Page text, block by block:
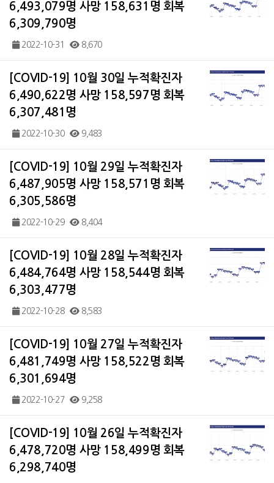
6,493,079명 사망 158,631명 회복
6,309,790명
2022-10-31 8,670
[COVID-19] 10월 30일 누적확진자
6,490,622명 사망 158,597명 회복
6,307,481명
2022-10-30 9,483
[COVID-19] 10월 29일 누적확진자
6,487,905명 사망 158,571명 회복
6,305,586명
2022-10-29 8,404
[COVID-19] 10월 28일 누적확진자
6,484,764명 사망 158,544명 회복
6,303,477명
2022-10-28 8,583
[COVID-19] 10월 27일 누적확진자
6,481,749명 사망 158,522명 회복
6,301,694명
2022-10-27 9,258
[COVID-19] 10월 26일 누적확진자
6,478,720명 사망 158,499명 회복
6,298,740명